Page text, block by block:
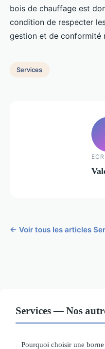
bois de chauffage est
condition de respecter
gestion et de conformité
Services
← Voir tous les articles
Services — Nos
Pourquoi choisir une